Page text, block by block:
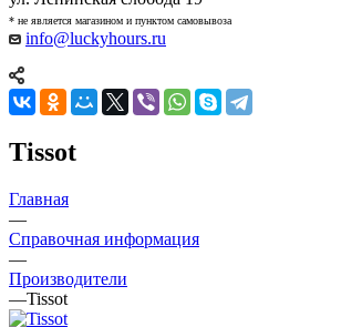
* не является магазином и пунктом самовывоза
info@luckyhours.ru
Tissot
Главная
—
Справочная информация
—
Производители
—Tissot